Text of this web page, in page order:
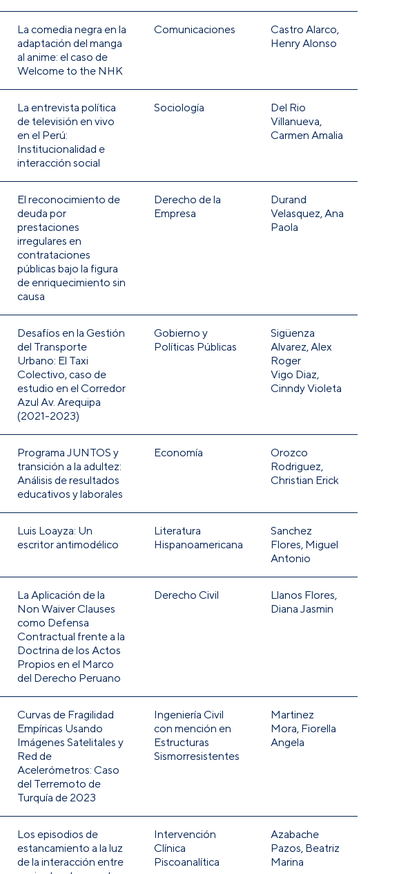
La comedia negra en la
adaptación del manga
al anime: el caso de
Welcome to the NHK
Comunicaciones
Castro Alarco,
Henry Alonso
La entrevista política
de televisión en vivo
en el Perú:
Institucionalidad e
interacción social
Sociología
Del Rio
Villanueva,
Carmen Amalia
El reconocimiento de
deuda por
prestaciones
irregulares en
contrataciones
públicas bajo la figura
de enriquecimiento sin
causa
Derecho de la
Empresa
Durand
Velasquez, Ana
Paola
Desafíos en la Gestión
del Transporte
Urbano: El Taxi
Colectivo, caso de
estudio en el Corredor
Azul Av. Arequipa
(2021-2023)
Gobierno y
Políticas Públicas
Sigüenza
Alvarez, Alex
Roger
Vigo Diaz,
Cinndy Violeta
Programa JUNTOS y
transición a la adultez:
Análisis de resultados
educativos y laborales
Economía
Orozco
Rodriguez,
Christian Erick
Luis Loayza: Un
escritor antimodélico
Literatura
Hispanoamericana
Sanchez
Flores, Miguel
Antonio
La Aplicación de la
Non Waiver Clauses
como Defensa
Contractual frente a la
Doctrina de los Actos
Propios en el Marco
del Derecho Peruano
Derecho Civil
Llanos Flores,
Diana Jasmin
Curvas de Fragilidad
Empíricas Usando
Imágenes Satelitales y
Red de
Acelerómetros: Caso
del Terremoto de
Turquía de 2023
Ingeniería Civil
con mención en
Estructuras
Sismorresistentes
Martinez
Mora, Fiorella
Angela
Los episodios de
estancamiento a la luz
de la interacción entre
Intervención
Clínica
Piscoanalítica
Azabache
Pazos, Beatriz
Marina